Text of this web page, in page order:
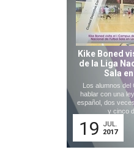
Kike Boned
de la Liga
Sala
Los alumnos del
hablar con una
español, dos
y cinco
19
JUL.
2017